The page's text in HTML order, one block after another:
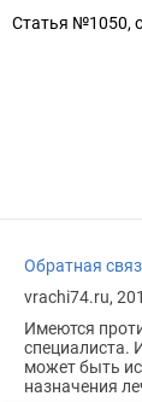
Статья №1050,
Обратная
vrachi74.ru,
Имеются
специалиста.
может быть
назначения